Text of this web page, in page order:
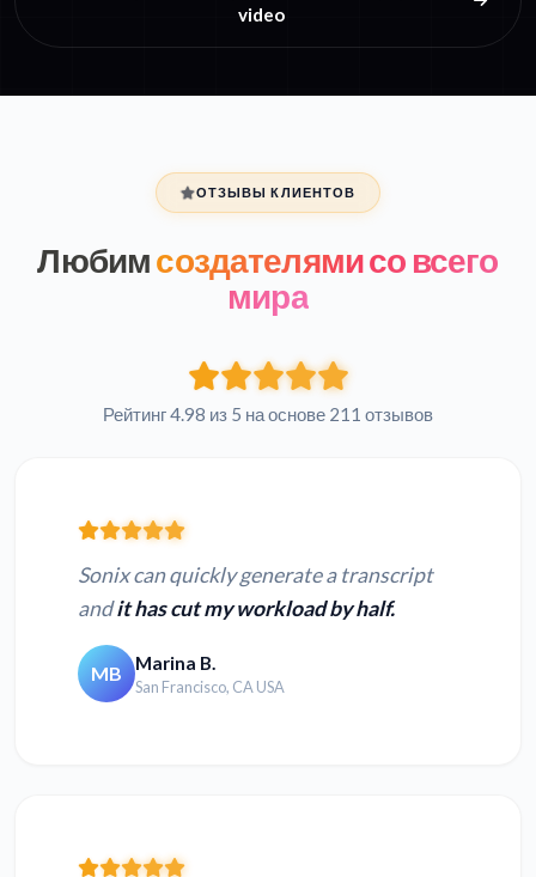
video
ОТЗЫВЫ КЛИЕНТОВ
Любимсоздателями со всего
мира
Рейтинг 4.98 из 5 на основе 211 отзывов
Sonix can quickly generate a transcript
andit has cut my workload by half.
MB Marina B.
San Francisco, CA USA